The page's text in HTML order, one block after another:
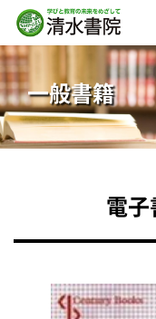
一般書籍
電子